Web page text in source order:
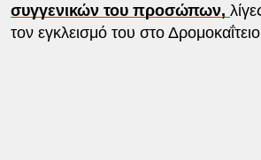
συγγενικών του προσώπων,
τον εγκλεισμό του στο